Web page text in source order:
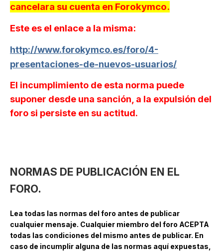
cancelara su cuenta en Forokymco.
Este es el enlace a la misma:
http://www.forokymco.es/foro/4-
presentaciones-de-nuevos-usuarios/
El incumplimiento de esta norma puede
suponer desde una sanción, a la expulsión del
foro si persiste en su actitud.
NORMAS DE PUBLICACIÓN EN EL
FORO.
Lea todas las normas del foro antes de publicar
cualquier mensaje. Cualquier miembro del foro ACEPTA
todas las condiciones del mismo antes de publicar. En
caso de incumplir alguna de las normas aquí expuestas,